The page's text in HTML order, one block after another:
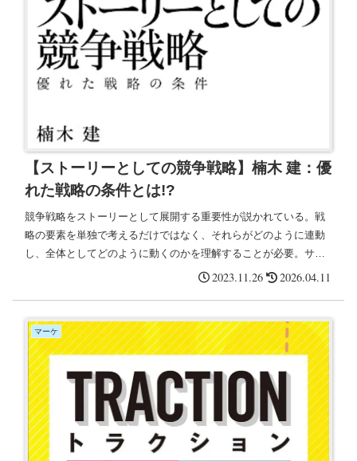
【ストーリーとしての競争戦略】楠木 建：優
れた戦略の条件とは!?
競争戦略をストーリーとして展開する重要性が説かれている。戦
略の要素を単独で考えるだけではなく、それらがどのように連動
し、全体としてどのように動くのかを理解することが必要。サウ
スウェスト空港は、ハブ・アンド・スポーク方式ではなく、地方
2023.11.26 2026.04.11
マーケ